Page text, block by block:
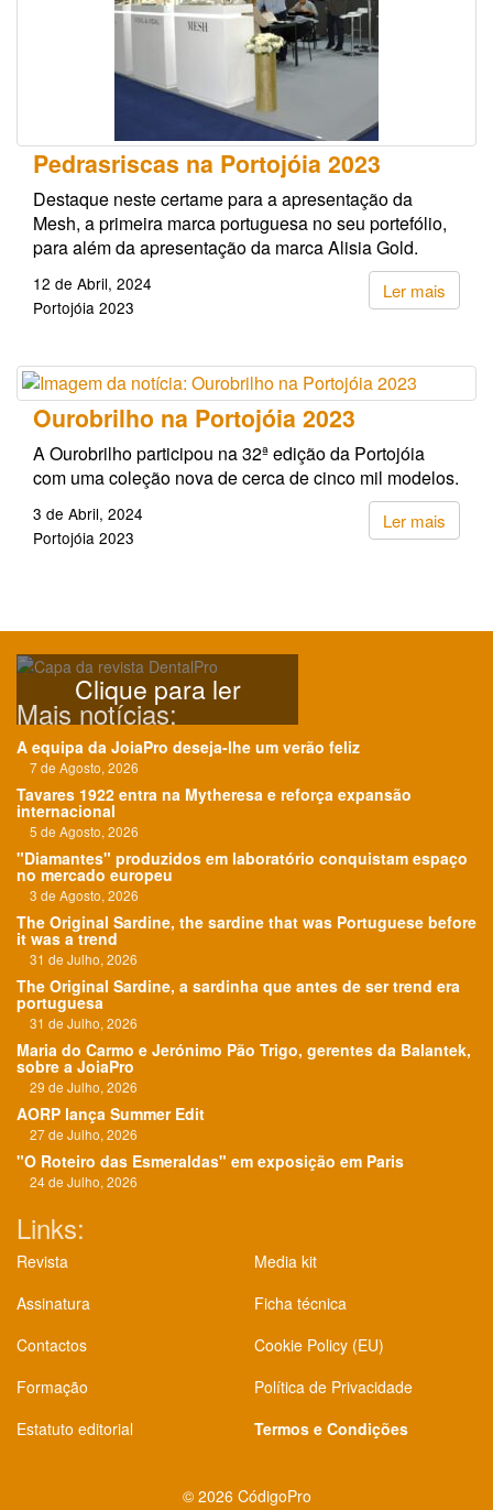
Pedrasriscas na Portojóia 2023
Destaque neste certame para a apresentação da
Mesh, a primeira marca portuguesa no seu portefólio,
para além da apresentação da marca Alisia Gold.
Ler mais
12 de Abril, 2024
Portojóia 2023
Ourobrilho na Portojóia 2023
A Ourobrilho participou na 32ª edição da Portojóia
com uma coleção nova de cerca de cinco mil modelos.
Ler mais
3 de Abril, 2024
Portojóia 2023
Clique para ler
Mais notícias:
A equipa da JoiaPro deseja-lhe um verão feliz
7 de Agosto, 2026
Tavares 1922 entra na Mytheresa e reforça expansão
internacional
5 de Agosto, 2026
"Diamantes" produzidos em laboratório conquistam espaço
no mercado europeu
3 de Agosto, 2026
The Original Sardine, the sardine that was Portuguese before
it was a trend
31 de Julho, 2026
The Original Sardine, a sardinha que antes de ser trend era
portuguesa
31 de Julho, 2026
Maria do Carmo e Jerónimo Pão Trigo, gerentes da Balantek,
sobre a JoiaPro
29 de Julho, 2026
AORP lança Summer Edit
27 de Julho, 2026
"O Roteiro das Esmeraldas" em exposição em Paris
24 de Julho, 2026
Links:
Revista
Assinatura
Contactos
Formação
Estatuto editorial
Media kit
Ficha técnica
Cookie Policy (EU)
Política de Privacidade
Termos e Condições
© 2026 CódigoPro